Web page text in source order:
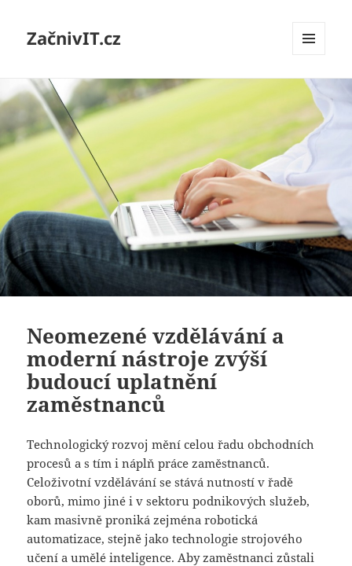
ZačnivIT.cz
WIDGETY
Neomezené vzdělávání a
moderní nástroje zvýší
budoucí uplatnění
zaměstnanců
Technologický rozvoj mění celou řadu obchodních
procesů a s tím i náplň práce zaměstnanců.
Celoživotní vzdělávání se stává nutností v řadě
oborů, mimo jiné i v sektoru podnikových služeb,
kam masivně proniká zejména robotická
automatizace, stejně jako technologie strojového
učení a umělé inteligence. Aby zaměstnanci zůstali